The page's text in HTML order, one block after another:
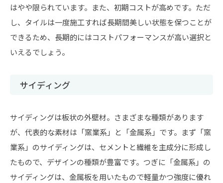
はやや限られています。また、初期コストが高めです。ただ
し、タイルは一度施工すれば長期間美しい状態を保つことが
できるため、長期的にはコストパフォーマンスが高い選択と
いえるでしょう。
サイディング
サイディングは板状の外壁材。さまざまな種類があります
が、代表的な素材は「窯業系」と「金属系」です。まず「窯
業系」のサイディングは、セメントと繊維を主成分に形成し
たもので、デザインの種類が豊富です。つぎに「金属系」の
サイディングは、金属板を用いたもので軽量かつ強度に優れ